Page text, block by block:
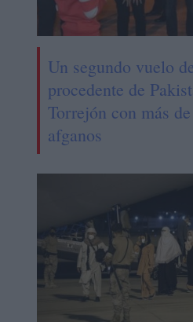
Un segundo vuelo
procedente de
Torrejón con más
afganos